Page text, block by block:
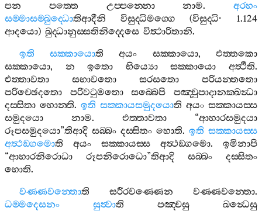
පන
පත‍්තෙ උප‍්පන‍්නො නාම. අරහං
සම‍්මාසම‍්බුද‍්ධොතිආදීනි විසුද‍්ධිමග‍්ගෙ (විසුද‍්ධි· 1.124
ආදයො) බුද‍්ධානුස‍්සතිනිද‍්දෙසෙ විත්‍ථාරිතානි.
ඉති
සක‍්කායොති අයං සක‍්කායො, එත‍්තකො
සක‍්කායො, න ඉතො භිය්‍යො සක‍්කායො අත්‍ථීති.
එත‍්තාවතා
සභාවතො සරසතො
පරියන‍්තතො
පරිච‍්ඡෙදතො
පරිවටුමතො සබ‍්බෙපි
පඤ‍්චුපාදානක‍්ඛන්‍ධා
දස‍්සිතා හොන‍්ති. ඉති සක‍්කායසමුදයොති අයං සක‍්කායස‍්ස
සමුදයො
නාම. එත‍්තාවතා “ආහාරසමුදයා
රූපසමුදයො”තිආදි සබ‍්බං දස‍්සිතං හොති. ඉති සක‍්කායස‍්ස
අත්‍ථඞ‍්ගමොති අයං සක‍්කායස‍්ස අත්‍ථඞ‍්ගමො. ඉමිනාපි
“ආහාරනිරොධා රූපනිරොධො”තිආදි සබ‍්බං
දස‍්සිතං
හොති.
වණ‍්ණවන‍්තොති සරීරවණ‍්ණෙන වණ‍්ණවන‍්තො.
ධම‍්මදෙසනං
සුත්‍වාති පඤ‍්චසු
ඛන්‍ධෙසු